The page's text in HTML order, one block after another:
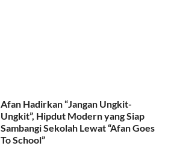
Afan Hadirkan “Jangan Ungkit-
Ungkit”, Hipdut Modern yang Siap
Sambangi Sekolah Lewat “Afan Goes
To School”